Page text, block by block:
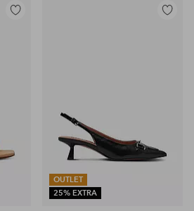
Tilføj
OUTLET
25% EXTRA
Tilføj